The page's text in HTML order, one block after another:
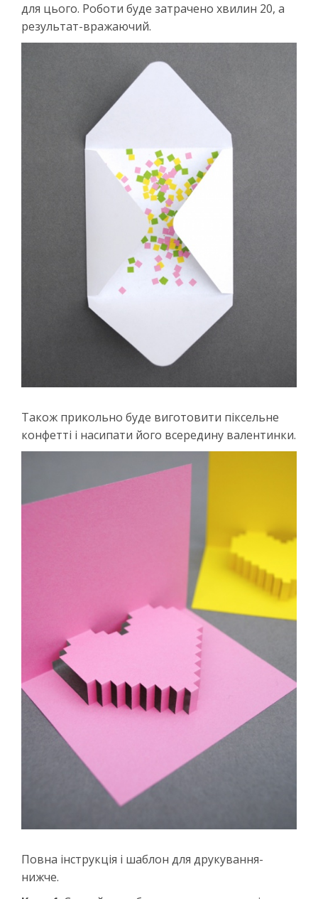
для цього. Роботи буде затрачено хвилин 20, а
результат-вражаючий.
Також прикольно буде виготовити піксельне
конфетті і насипати його всередину валентинки.
Повна інструкція і шаблон для друкування-
нижче.